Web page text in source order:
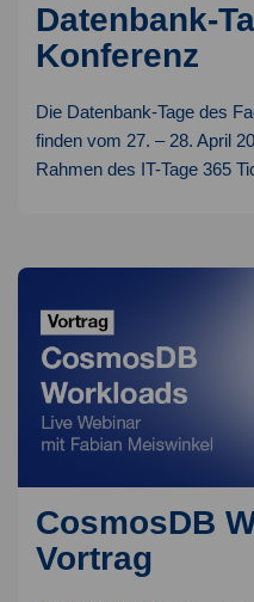
Datenbank-
Konferenz
Die Datenbank-Tage des
finden vom 27. – 28. April
Rahmen des IT-Tage 365
CosmosDB
Vortrag